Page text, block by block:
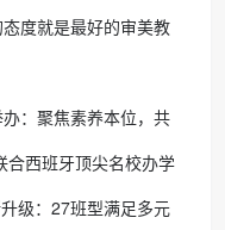
度就是最好的审美教
：聚焦素养本位，共
合西班牙顶尖名校办学
级：27班型满足多元